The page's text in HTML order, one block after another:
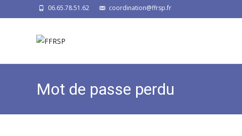
06.65.78.51.62 coordination@ffrsp.fr
Mot de passe perdu